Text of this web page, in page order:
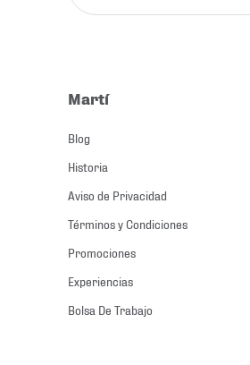
Martí
Blog
Historia
Aviso de Privacidad
Términos y Condiciones
Promociones
Experiencias
Bolsa De Trabajo